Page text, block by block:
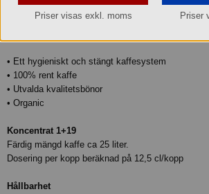
Fyllighet: 4 av 5
Rostning: 3 av 5
• Ett hygieniskt och stängt kaffesystem
• 100% rent kaffe
• Utvalda kvalitetsbönor
• Organic
Koncentrat 1+19
Färdig mängd kaffe ca 25 liter.
Dosering per kopp beräknad på 12,5 cl/kopp
Hållbarhet
Priser visas exkl. moms Priser